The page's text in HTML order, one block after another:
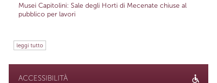
Musei Capitolini: Sale degli Horti di Mecenate chiuse al
pubblico per lavori
leggi tutto
ACCESSIBILITÀ